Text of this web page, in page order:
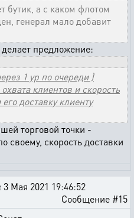
бутик, а с каком флотом
генерал мало добавит
предложение:
1 ур по очереди )
клиентов и скорость
доставку клиенту
торговой точки -
своему, скорость доставки
3 Мая 2021 19:46:52
Сообщение #15